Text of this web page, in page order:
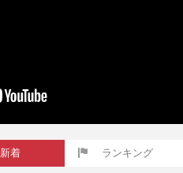
新着 ランキング